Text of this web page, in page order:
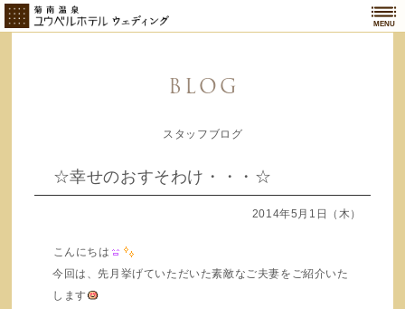
MENU
BLOG
スタッフブログ
☆幸せのおすそわけ・・・☆
2014年5月1日（木）
こんにちは
今回は、先月挙げていただいた素敵なご夫妻をご紹介いた
します